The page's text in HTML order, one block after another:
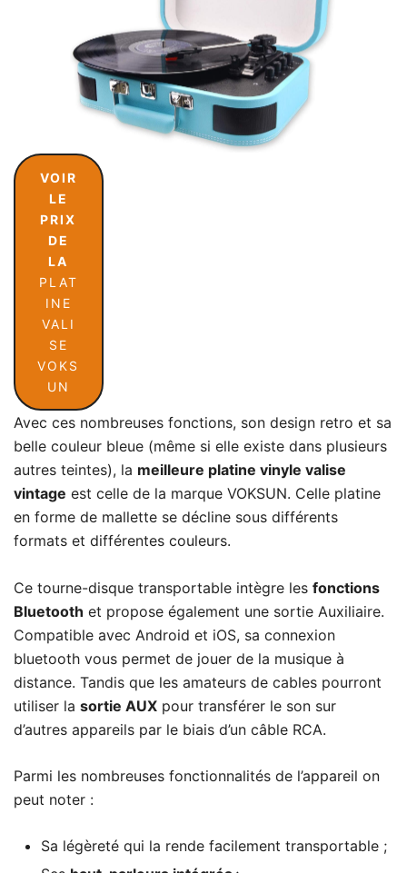
VOIR
LE
PRIX
DE
LA
PLAT
INE
VALI
SE
VOKS
UN
Avec ces nombreuses fonctions, son design retro et sa
belle couleur bleue (même si elle existe dans plusieurs
autres teintes), la meilleure platine vinyle valise
vintage est celle de la marque VOKSUN. Celle platine
en forme de mallette se décline sous différents
formats et différentes couleurs.
Ce tourne-disque transportable intègre les fonctions
Bluetooth et propose également une sortie Auxiliaire.
Compatible avec Android et iOS, sa connexion
bluetooth vous permet de jouer de la musique à
distance. Tandis que les amateurs de cables pourront
utiliser la sortie AUX pour transférer le son sur
d’autres appareils par le biais d’un câble RCA.
Parmi les nombreuses fonctionnalités de l’appareil on
peut noter :
Sa légèreté qui la rende facilement transportable ;